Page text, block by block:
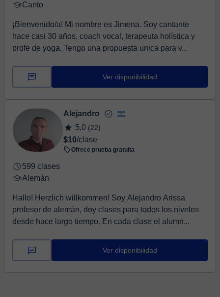
Canto
¡Bienvenido/a! Mi nombre es Jimena. Soy cantante
hace casi 30 años, coach vocal, terapeuta holística y
profe de yoga. Tengo una propuesta unica para v...
Ver disponibilidad
Alejandro
5,0 (22)
$10/clase
Ofrece prueba gratuita
599 clases
Alemán
Hallo! Herzlich willkommen! Soy Alejandro Arissa
profesor de alemán, doy clases para todos los niveles
desde hace largo tiempo. En cada clase el alumn...
Ver disponibilidad